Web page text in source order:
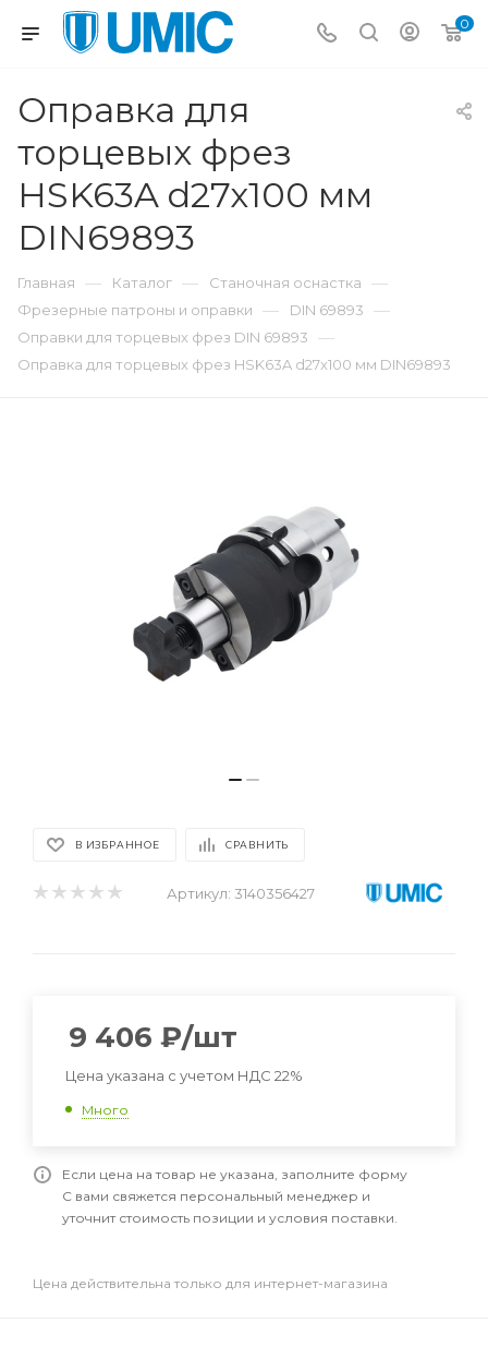
0
Оправка для
торцевых фрез
HSK63A d27x100 мм
DIN69893
Главная — Каталог — Станочная оснастка —
Фрезерные патроны и оправки — DIN 69893 —
Оправки для торцевых фрез DIN 69893 —
Оправка для торцевых фрез HSK63A d27x100 мм DIN69893
В ИЗБРАННОЕ СРАВНИТЬ
Артикул: 3140356427
9 406 ₽/шт
Цена указана с учетом НДС 22%
Много
Если цена на товар не указана, заполните форму
С вами свяжется персональный менеджер и
уточнит стоимость позиции и условия поставки.
Цена действительна только для интернет-магазина